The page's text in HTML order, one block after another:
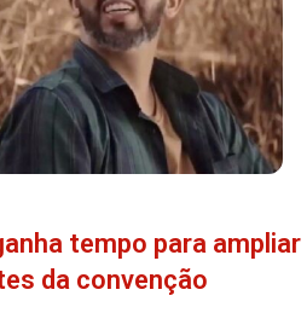
tempo para ampliar
da convenção